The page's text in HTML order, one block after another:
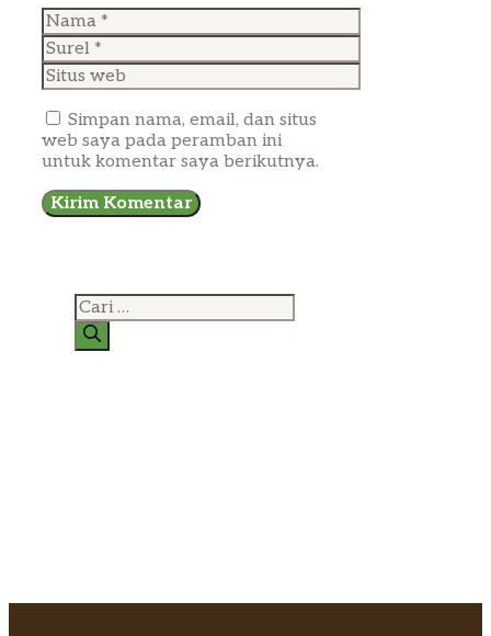
Nama
Surel
Situs
web
Simpan nama, email, dan situs
web saya pada peramban ini
untuk komentar saya berikutnya.
Cari
untuk: